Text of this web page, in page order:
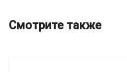
Смотрите также